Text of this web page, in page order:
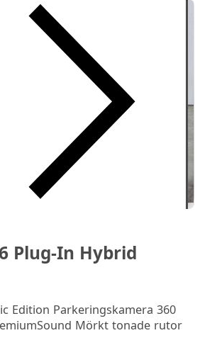
Plug-In Hybrid
Edition Parkeringskamera 360
Mörkt tonade rutor